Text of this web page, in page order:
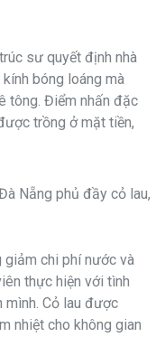
sư quyết định nhà
bóng loáng mà
tông. Điểm nhấn đặc
trồng ở mặt tiền,
chi phí nước và
thực hiện với tình
mình. Cỏ lau được
nhiệt cho không gian